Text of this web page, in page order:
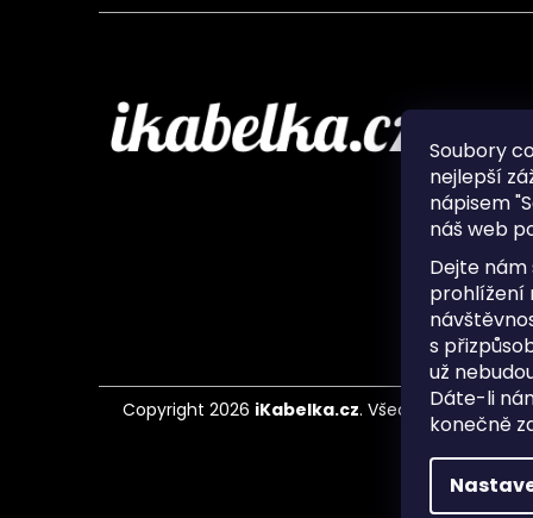
Soubory
nejlepší
nápisem
náš web
Dejte
prohlížení
s
už
Dáte-li
konečně
O nás
Často
Copyright 2026 iKabelka.cz. Všechna práva